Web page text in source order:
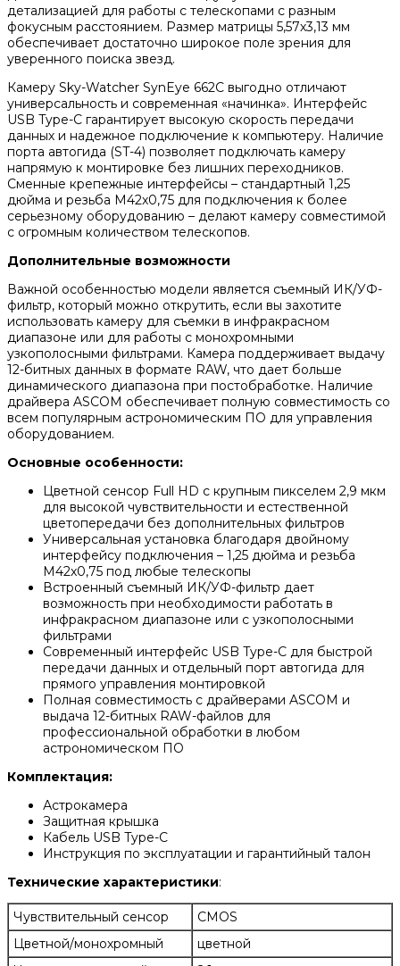
детализацией для работы с телескопами с разным
фокусным расстоянием. Размер матрицы 5,57х3,13 мм
обеспечивает достаточно широкое поле зрения для
уверенного поиска звезд.
Камеру Sky-Watcher SynEye 662C выгодно отличают
универсальность и современная «начинка». Интерфейс
USB Type-C гарантирует высокую скорость передачи
данных и надежное подключение к компьютеру. Наличие
порта автогида (ST-4) позволяет подключать камеру
напрямую к монтировке без лишних переходников.
Сменные крепежные интерфейсы – стандартный 1,25
дюйма и резьба M42x0,75 для подключения к более
серьезному оборудованию – делают камеру совместимой
с огромным количеством телескопов.
Дополнительные возможности
Важной особенностью модели является съемный ИК/УФ-
фильтр, который можно открутить, если вы захотите
использовать камеру для съемки в инфракрасном
диапазоне или для работы с монохромными
узкополосными фильтрами. Камера поддерживает выдачу
12-битных данных в формате RAW, что дает больше
динамического диапазона при постобработке. Наличие
драйвера ASCOM обеспечивает полную совместимость со
всем популярным астрономическим ПО для управления
оборудованием.
Основные особенности:
Цветной сенсор Full HD с крупным пикселем 2,9 мкм
для высокой чувствительности и естественной
цветопередачи без дополнительных фильтров
Универсальная установка благодаря двойному
интерфейсу подключения – 1,25 дюйма и резьба
M42x0,75 под любые телескопы
Встроенный съемный ИК/УФ-фильтр дает
возможность при необходимости работать в
инфракрасном диапазоне или с узкополосными
фильтрами
Современный интерфейс USB Type-C для быстрой
передачи данных и отдельный порт автогида для
прямого управления монтировкой
Полная совместимость с драйверами ASCOM и
выдача 12-битных RAW-файлов для
профессиональной обработки в любом
астрономическом ПО
Комплектация:
Астрокамера
Защитная крышка
Кабель USB Type-C
Инструкция по эксплуатации и гарантийный талон
Технические характеристики:
Чувствительный сенсор
CMOS
Цветной/монохромный
цветной